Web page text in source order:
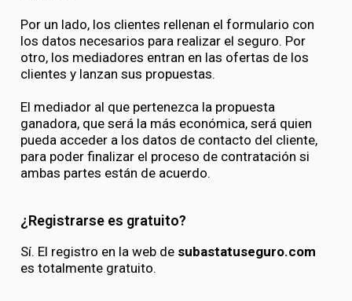
Por un lado, los clientes rellenan el formulario con
los datos necesarios para realizar el seguro. Por
otro, los mediadores entran en las ofertas de los
clientes y lanzan sus propuestas.
El mediador al que pertenezca la propuesta
ganadora, que será la más económica, será quien
pueda acceder a los datos de contacto del cliente,
para poder finalizar el proceso de contratación si
ambas partes están de acuerdo.
¿Registrarse es gratuito?
Sí. El registro en la web de subastatuseguro.com
es totalmente gratuito.